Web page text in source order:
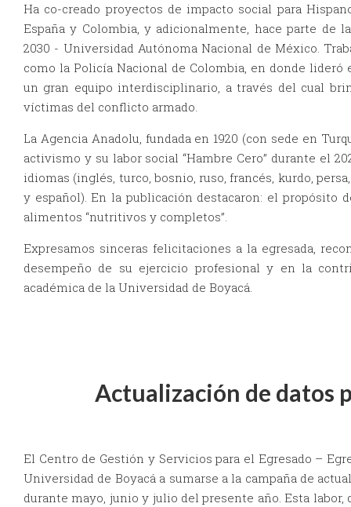
Ha co-creado proyectos de impacto social para
España y Colombia, y adicionalmente, hace parte de
2030 - Universidad Autónoma Nacional de México.
como la Policía Nacional de Colombia, en donde lideró
un gran equipo interdisciplinario, a través del cual
víctimas del conflicto armado.
La Agencia Anadolu, fundada en 1920 (con sede en
activismo y su labor social “Hambre Cero” durante el
idiomas (inglés, turco, bosnio, ruso, francés, kurdo,
y español). En la publicación destacaron: el propósito
alimentos “nutritivos y completos”.
Expresamos sinceras felicitaciones a la egresada,
desempeño de su ejercicio profesional y en la
académica de la Universidad de Boyacá.
Actualización de datos
El Centro de Gestión y Servicios para el Egresado –
Universidad de Boyacá a sumarse a la campaña de
durante mayo, junio y julio del presente año. Esta labor,